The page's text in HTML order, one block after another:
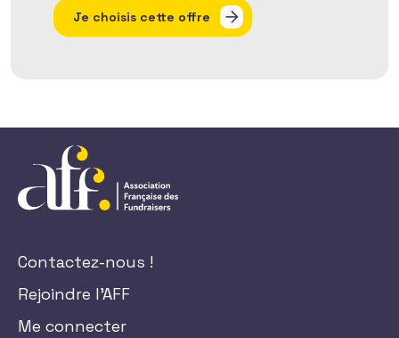
Je choisis cette offre
Contactez-nous !
Rejoindre l'AFF
Me connecter